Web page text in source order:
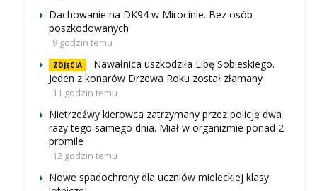
Dachowanie na DK94 w Mirocinie. Bez osób
poszkodowanych
9 godzin temu
ZDJĘCIA
Nawałnica uszkodziła Lipę Sobieskiego.
Jeden z konarów Drzewa Roku został złamany
11 godzin temu
Nietrzeźwy kierowca zatrzymany przez policję dwa
razy tego samego dnia. Miał w organizmie ponad 2
promile
12 godzin temu
Nowe spadochrony dla uczniów mieleckiej klasy